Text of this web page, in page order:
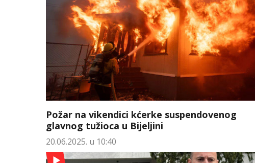
Požar na vikendici kćerke suspendovenog
glavnog tužioca u Bijeljini
20.06.2025. u 10:40